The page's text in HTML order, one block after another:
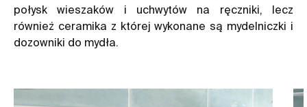
połysk wieszaków i uchwytów na ręczniki, lecz
również ceramika z której wykonane są mydelniczki i
dozowniki do mydła.